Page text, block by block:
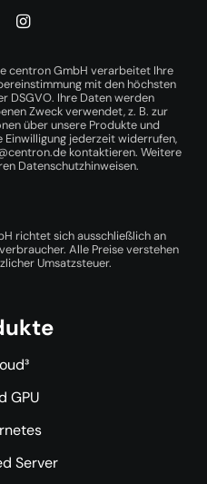
centron GmbH verarbeitet Ihre
mit den höchsten
DSGVO. Ihre Daten werden
Zweck verwendet, z. B. zur
über unsere Produkte und
Einwilligung jederzeit widerrufen,
kontaktieren. Weitere
Datenschutzhinweisen.
richtet sich ausschließlich an
Alle Preise verstehen
Umsatzsteuer.
GPU
Server